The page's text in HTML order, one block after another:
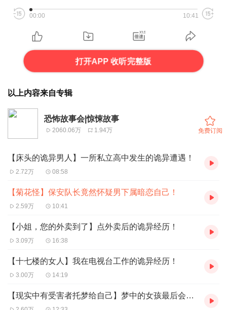
00:00 10:41
打开APP 收听完整版
以上内容来自专辑
恐怖故事会|惊悚故事
2060.06万 1.94万 免费订阅
【床头的诡异男人】一所私立高中发生的诡异遭遇！
2.72万 08:58
【菊花怪】保安队长竟然怀疑男下属暗恋自己！
2.59万 10:41
【小姐，您的外卖到了】点外卖后的诡异经历！
3.09万 16:38
【十七楼的女人】我在电视台工作的诡异经历！
3.00万 14:19
【现实中有受害者托梦给自己】梦中的女孩最后会变成楼主自己的模样！